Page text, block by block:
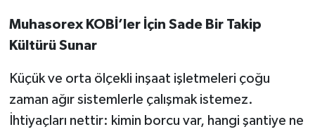
Muhasorex KOBİ’ler İçin Sade Bir Takip
Kültürü Sunar
Küçük ve orta ölçekli inşaat işletmeleri çoğu
zaman ağır sistemlerle çalışmak istemez.
İhtiyaçları nettir: kimin borcu var, hangi şantiye ne